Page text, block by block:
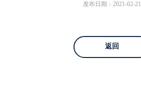
发布日期：2021-02-21
返回